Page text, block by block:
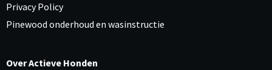
Privacy Policy
Pinewood onderhoud en wasinstructie
Over Actieve Honden